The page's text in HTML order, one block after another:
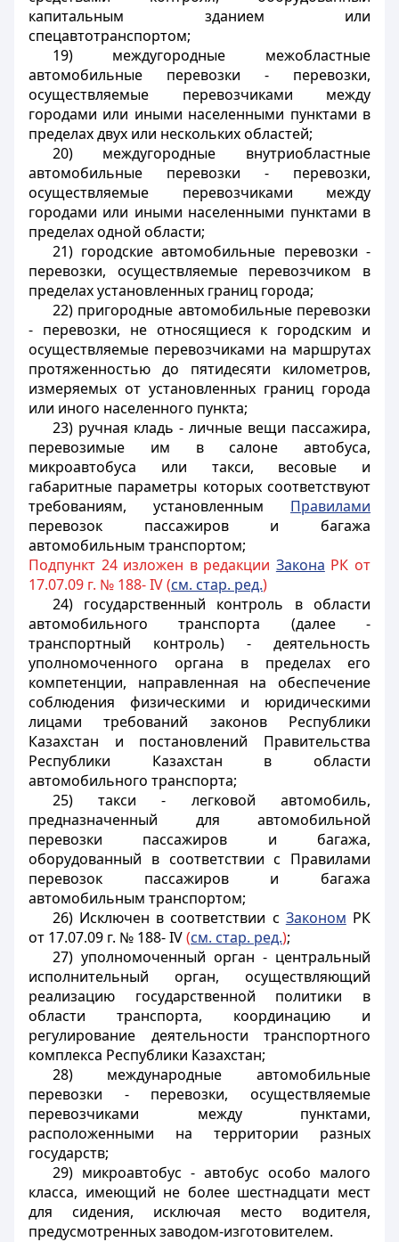
капитальным зданием или
спецавтотранспортом;
19) междугородные межобластные
автомобильные перевозки - перевозки,
осуществляемые перевозчиками между
городами или иными населенными пунктами в
пределах двух или нескольких областей;
20) междугородные внутриобластные
автомобильные перевозки - перевозки,
осуществляемые перевозчиками между
городами или иными населенными пунктами в
пределах одной области;
21) городские автомобильные перевозки -
перевозки, осуществляемые перевозчиком в
пределах установленных границ города;
22) пригородные автомобильные перевозки
- перевозки, не относящиеся к городским и
осуществляемые перевозчиками на маршрутах
протяженностью до пятидесяти километров,
измеряемых от установленных границ города
или иного населенного пункта;
23) ручная кладь - личные вещи пассажира,
перевозимые им в салоне автобуса,
микроавтобуса или такси, весовые и
габаритные параметры которых соответствуют
требованиям, установленным Правилами
перевозок пассажиров и багажа
автомобильным транспортом;
Подпункт 24 изложен в редакции Закона РК от
17.07.09 г. № 188- IV (см. стар. ред.)
24) государственный контроль в области
автомобильного транспорта (далее -
транспортный контроль) - деятельность
уполномоченного органа в пределах его
компетенции, направленная на обеспечение
соблюдения физическими и юридическими
лицами требований законов Республики
Казахстан и постановлений Правительства
Республики Казахстан в области
автомобильного транспорта;
25) такси - легковой автомобиль,
предназначенный для автомобильной
перевозки пассажиров и багажа,
оборудованный в соответствии с Правилами
перевозок пассажиров и багажа
автомобильным транспортом;
26) Исключен в соответствии с Законом РК
от 17.07.09 г. № 188- IV(см. стар. ред.);
27) уполномоченный орган - центральный
исполнительный орган, осуществляющий
реализацию государственной политики в
области транспорта, координацию и
регулирование деятельности транспортного
комплекса Республики Казахстан;
28) международные автомобильные
перевозки - перевозки, осуществляемые
перевозчиками между пунктами,
расположенными на территории разных
государств;
29) микроавтобус - автобус особо малого
класса, имеющий не более шестнадцати мест
для сидения, исключая место водителя,
предусмотренных заводом-изготовителем.